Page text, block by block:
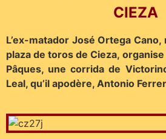
CIEZA
L’ex-matador José Ortega
plaza de toros de Cieza,
Pâques, une corrida de
Leal, qu’il apodère, Antonio